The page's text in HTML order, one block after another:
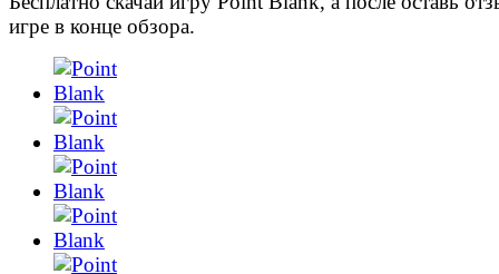
игре в конце обзора.